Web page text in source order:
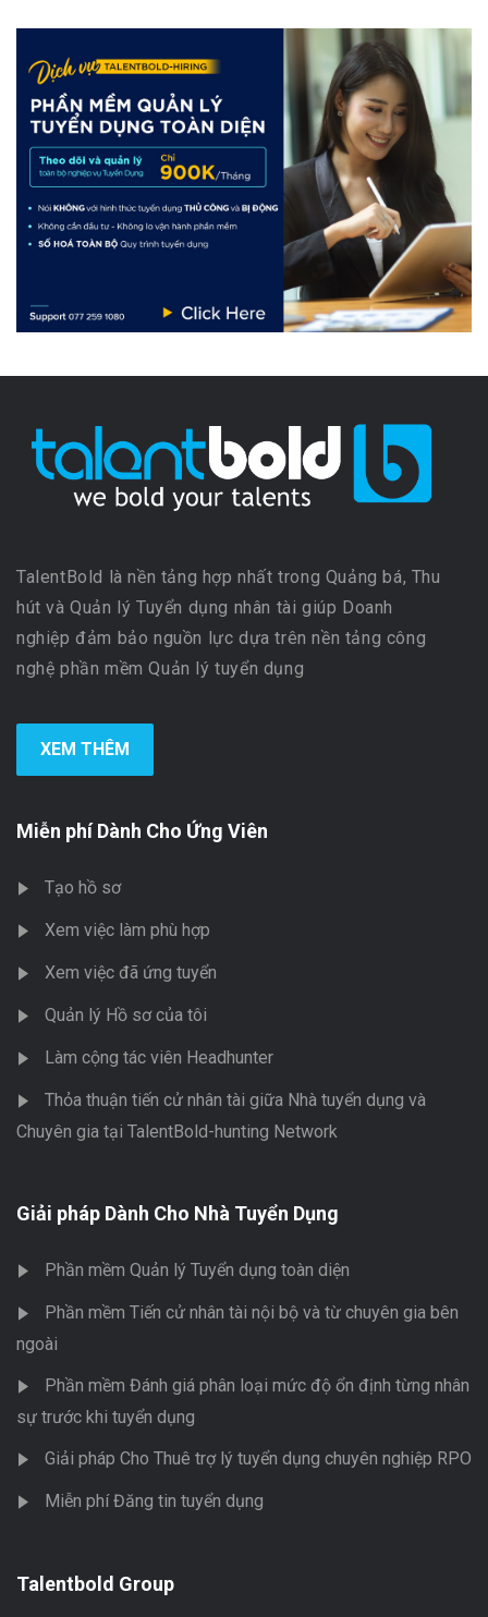
TalentBold là nền tảng hợp nhất trong Quảng bá, Thu
hút và Quản lý Tuyển dụng nhân tài giúp Doanh
nghiệp đảm bảo nguồn lực dựa trên nền tảng công
nghệ phần mềm Quản lý tuyển dụng
XEM THÊM
Miễn phí Dành Cho Ứng Viên
Tạo hồ sơ
Xem việc làm phù hợp
Xem việc đã ứng tuyển
Quản lý Hồ sơ của tôi
Làm cộng tác viên Headhunter
Thỏa thuận tiến cử nhân tài giữa Nhà tuyển dụng và
Chuyên gia tại TalentBold-hunting Network
Giải pháp Dành Cho Nhà Tuyển Dụng
Phần mềm Quản lý Tuyển dụng toàn diện
Phần mềm Tiến cử nhân tài nội bộ và từ chuyên gia bên
ngoài
Phần mềm Đánh giá phân loại mức độ ổn định từng nhân
sự trước khi tuyển dụng
Giải pháp Cho Thuê trợ lý tuyển dụng chuyên nghiệp RPO
Miễn phí Đăng tin tuyển dụng
Talentbold Group